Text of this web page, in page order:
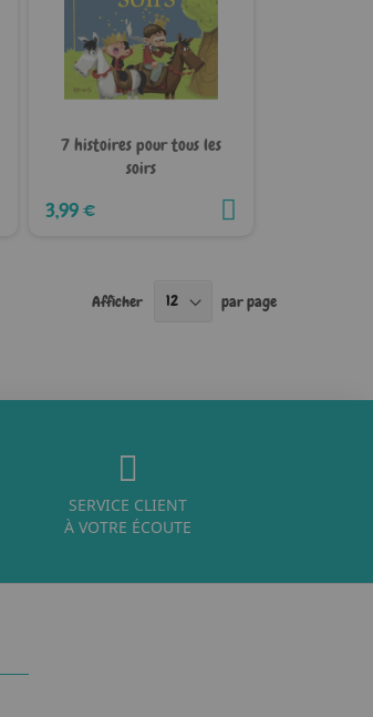
7 histoires pour tous les
soirs
3,99 €
Afficher par page
SERVICE CLIENT
À VOTRE ÉCOUTE